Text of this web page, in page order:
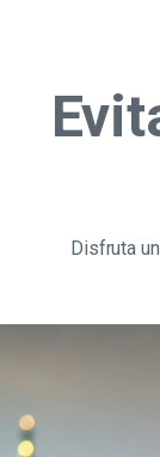
Disfruta